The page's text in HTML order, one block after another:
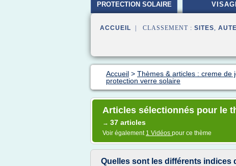
PROTECTION SOLAIRE
ACCUEIL | CLASSEMENT : SITES,
Accueil > Thèmes & articles : creme de
protection verre solaire
Articles sélectionnés pour le
→ 37 articles
Voir également 1 Vidéos pour ce thème
Quelles sont les différents indices